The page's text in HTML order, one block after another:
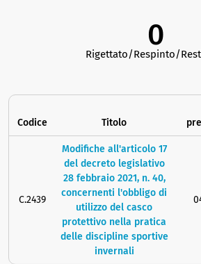
0
Rigettato/Respinto/
Codice Titolo
C.2439
Modifiche all'articolo 17
del decreto legislativo
28 febbraio 2021, n. 40,
concernenti l'obbligo di
utilizzo del casco
protettivo nella pratica
delle discipline sportive
invernali